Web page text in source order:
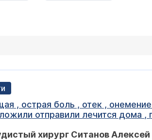
, острая боль , отек ,
, прописали Эликвис 5мг 7 дней по 2 т по 2 раза в
? Страшно озноб и
хирург Ситанов Алексей